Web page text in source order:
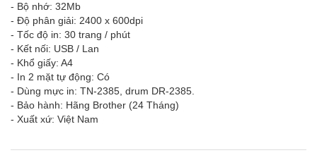
- Bộ nhớ: 32Mb
- Độ phân giải: 2400 x 600dpi
- Tốc độ in: 30 trang / phút
- Kết nối: USB / Lan
- Khổ giấy: A4
- In 2 mặt tự động: Có
- Dùng mực in: TN-2385, drum DR-2385.
- Bảo hành: Hãng Brother (24 Tháng)
- Xuất xứ: Việt Nam